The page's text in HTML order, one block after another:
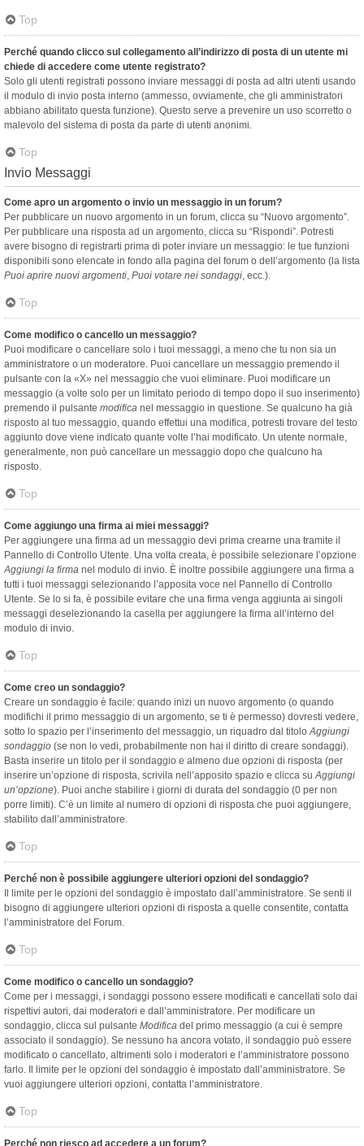
Top
Perché quando clicco sul collegamento all’indirizzo di posta di un utente mi
chiede di accedere come utente registrato?
Solo gli utenti registrati possono inviare messaggi di posta ad altri utenti usando
il modulo di invio posta interno (ammesso, ovviamente, che gli amministratori
abbiano abilitato questa funzione). Questo serve a prevenire un uso scorretto o
malevolo del sistema di posta da parte di utenti anonimi.
Top
Invio Messaggi
Come apro un argomento o invio un messaggio in un forum?
Per pubblicare un nuovo argomento in un forum, clicca su “Nuovo argomento”.
Per pubblicare una risposta ad un argomento, clicca su “Rispondi”. Potresti
avere bisogno di registrarti prima di poter inviare un messaggio: le tue funzioni
disponibili sono elencate in fondo alla pagina del forum o dell’argomento (la lista
Puoi aprire nuovi argomenti, Puoi votare nei sondaggi, ecc.).
Top
Come modifico o cancello un messaggio?
Puoi modificare o cancellare solo i tuoi messaggi, a meno che tu non sia un
amministratore o un moderatore. Puoi cancellare un messaggio premendo il
pulsante con la «X» nel messaggio che vuoi eliminare. Puoi modificare un
messaggio (a volte solo per un limitato periodo di tempo dopo il suo inserimento)
premendo il pulsante modifica nel messaggio in questione. Se qualcuno ha già
risposto al tuo messaggio, quando effettui una modifica, potresti trovare del testo
aggiunto dove viene indicato quante volte l’hai modificato. Un utente normale,
generalmente, non può cancellare un messaggio dopo che qualcuno ha
risposto.
Top
Come aggiungo una firma ai miei messaggi?
Per aggiungere una firma ad un messaggio devi prima crearne una tramite il
Pannello di Controllo Utente. Una volta creata, è possibile selezionare l’opzione
Aggiungi la firma nel modulo di invio. È inoltre possibile aggiungere una firma a
tutti i tuoi messaggi selezionando l’apposita voce nel Pannello di Controllo
Utente. Se lo si fa, è possibile evitare che una firma venga aggiunta ai singoli
messaggi deselezionando la casella per aggiungere la firma all’interno del
modulo di invio.
Top
Come creo un sondaggio?
Creare un sondaggio è facile: quando inizi un nuovo argomento (o quando
modifichi il primo messaggio di un argomento, se ti è permesso) dovresti vedere,
sotto lo spazio per l’inserimento del messaggio, un riquadro dal titoloAggiungi
sondaggio (se non lo vedi, probabilmente non hai il diritto di creare sondaggi).
Basta inserire un titolo per il sondaggio e almeno due opzioni di risposta (per
inserire un’opzione di risposta, scrivila nell’apposito spazio e clicca suAggiungi
un’opzione). Puoi anche stabilire i giorni di durata del sondaggio (0 per non
porre limiti). C’è un limite al numero di opzioni di risposta che puoi aggiungere,
stabilito dall’amministratore.
Top
Perché non è possibile aggiungere ulteriori opzioni del sondaggio?
Il limite per le opzioni del sondaggio è impostato dall’amministratore. Se senti il
bisogno di aggiungere ulteriori opzioni di risposta a quelle consentite, contatta
l’amministratore del Forum.
Top
Come modifico o cancello un sondaggio?
Come per i messaggi, i sondaggi possono essere modificati e cancellati solo dai
rispettivi autori, dai moderatori e dall’amministratore. Per modificare un
sondaggio, clicca sul pulsante Modifica del primo messaggio (a cui è sempre
associato il sondaggio). Se nessuno ha ancora votato, il sondaggio può essere
modificato o cancellato, altrimenti solo i moderatori e l’amministratore possono
farlo. Il limite per le opzioni del sondaggio è impostato dall’amministratore. Se
vuoi aggiungere ulteriori opzioni, contatta l’amministratore.
Top
Perché non riesco ad accedere a un forum?